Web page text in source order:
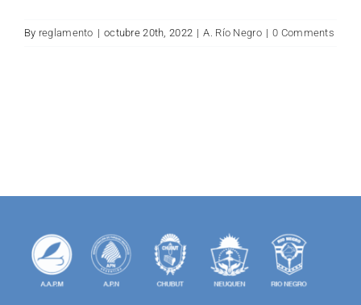
By reglamento | octubre 20th, 2022 | A. Río Negro | 0 Comments